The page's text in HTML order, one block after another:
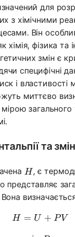
для
з хімічними
Він
хімія, фізика та
змін є
специфічні
і властивості
миттєво
мірою
та
H
H, є
представляє
H = U +
H = U + PV